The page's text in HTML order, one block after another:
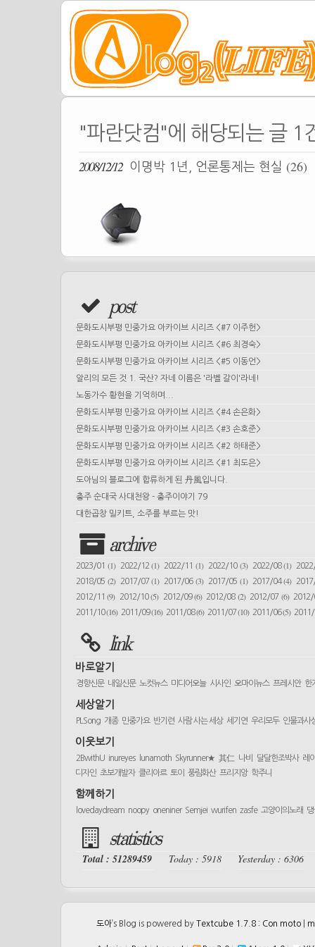
"파란닷컴"에 해당되는 글 1
2008/12/12 이명박 1년, 언론통제는 현실 (26)
post
문화도시부평 민중가요 아카이브 시리즈 <#7 이주헌>
문화도시부평 민중가요 아카이브 시리즈 <#6 최경숙>
문화도시부평 민중가요 아카이브 시리즈 <#5 이동언>
알리의 모든 것 1. 국산? 자네 이름은 '라벨 갈이'라네!
노동가수 황현을 기억하며...
문화도시부평 민중가요 아카이브 시리즈 <#4 손은화>
문화도시부평 민중가요 아카이브 시리즈 <#3 손호준>
문화도시부평 민중가요 아카이브 시리즈 <#2 하태준>
문화도시부평 민중가요 아카이브 시리즈 <#1 최도은>
도아님의 블로그에 합류하게 된 丹風입니다.
충주 순대국 사대천왕 - 충주이야기 79
대한곱창 밀키트, 소주를 부르는 맛!
archive
2023/01 (1) 2022/12(1) 2022/11(1) 2022/10 (3) 2022/08(1)
2018/05 (2) 2017/07(1) 2017/06(3) 2017/05 (1) 2017/04(4)
2012/11(9) 2012/10(5) 2012/09(6) 2012/08 (2) 2012/07 (6)
2011/10(16) 2011/09(16) 2011/08(6) 2011/07(10) 2011/06(5)
link
바로알기
경향신문 내일신문 노컷뉴스 미디어오늘 시사인 오마이뉴스 프레시안 한
세상알기
PLSong 개종 민중가요 반기련 사람 사는 세상 세기연 우리모두 인물과사
이웃보기
2BwithU inureyes lunamoth Skyrunner★ 其仁 나비 달달한조박사 레
디자인 초보개발자 클리아르 토이 풍림화산 프리지앙 학주니
함께하기
lovedaydream noopy oneniner Semjei wurifen zasfe 고양이의노래
statistics
Total : 51289459 Today : 5918 Yesterday : 6306
도아’s Blog is powered by Textcube 1.7.8 : Con moto